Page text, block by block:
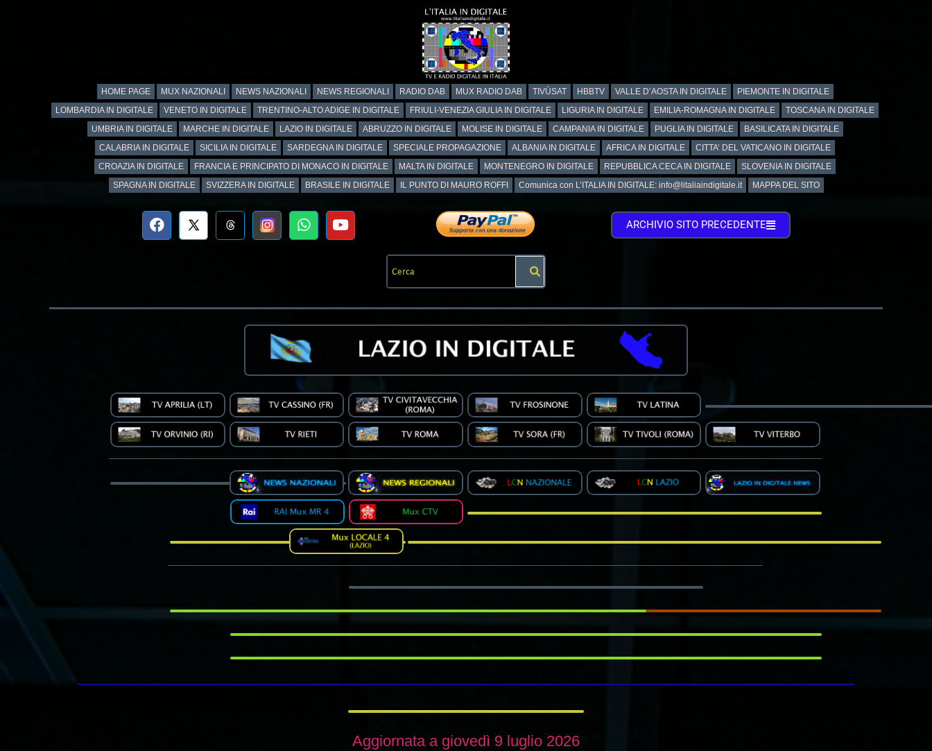
HOME PAGE MUX NAZIONALI NEWS NAZIONALI NEWS REGIONALI RADIO DAB MUX RADIO DAB TIVÙSAT HBBTV VALLE D’AOSTA IN DIGITALE
PIEMONTE IN DIGITALE
LOMBARDIA IN DIGITALE
VENETO IN DIGITALE TRENTINO-ALTO ADIGE IN DIGITALE FRIULI-VENEZIA GIULIA IN DIGITALE LIGURIA IN DIGITALE EMILIA-ROMAGNA IN DIGITALE
TOSCANA IN DIGITALE
UMBRIA IN DIGITALE
MARCHE IN DIGITALE LAZIO IN DIGITALE ABRUZZO IN DIGITALE MOLISE IN DIGITALE CAMPANIA IN DIGITALE PUGLIA IN DIGITALE
BASILICATA IN DIGITALE
CALABRIA IN DIGITALE
SICILIA IN DIGITALE SARDEGNA IN DIGITALE SPECIALE PROPAGAZIONE ALBANIA IN DIGITALE AFRICA IN DIGITALE
CITTA’ DEL VATICANO IN DIGITALE
CROAZIA IN DIGITALE
FRANCIA E PRINCIPATO DI MONACO IN DIGITALE MALTA IN DIGITALE MONTENEGRO IN DIGITALE REPUBBLICA CECA IN DIGITALE
SLOVENIA IN DIGITALE
SPAGNA IN DIGITALE
SVIZZERA IN DIGITALE BRASILE IN DIGITALE IL PUNTO DI MAURO ROFFI Comunica con L’ITALIA IN DIGITALE: info@litaliaindigitale.it MAPPA DEL SITO
ARCHIVIO SITO PRECEDENTE
Aggiornata a giovedì 9 luglio 2026